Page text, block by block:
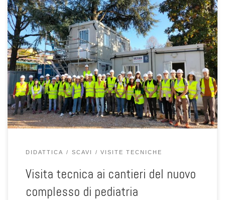
Il giorno 25 ottobre 2022 gli studenti dei corsi di Elementi di
Fondazioni, Miglioramento dei Terreni ed Opere in Terra
accompagnati dal prof. Lorenzo Brezzi, prof.ssa Simonetta Cola,
prof.ssa Dalla Santa Giorgia, dott.ing. Nicola Fabbian e prof. Fabio
Gabrieli hanno visitato il cantiere dell’ampliamento del reparto di
pediatria dell’ospedale di […]
DIDATTICA SCAVI VISITE TECNICHE
Visita tecnica ai cantieri del nuovo
complesso di pediatria